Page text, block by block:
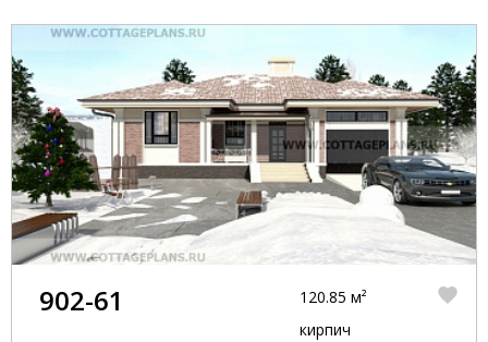
902-61
120.85 м²
кирпич